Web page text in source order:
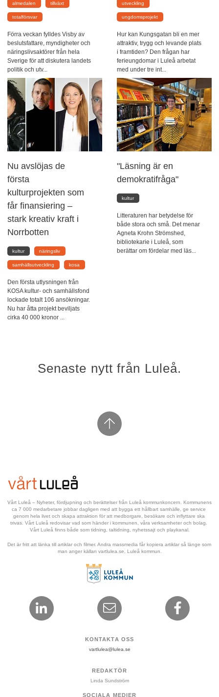
almedalen tillväxt
totalförsvar
Förra veckan fylldes Visby av
beslutsfattare, myndigheter och
näringslivsaktörer från hela
Sverige för att diskutera landets
politik och utv...
utveckling
ungdomsprojekt
Hur kan Kungsgatan bli en mer
attraktiv, trygg och levande plats
i framtiden? Den frågan har
ferieungdomar i Luleå arbetat
med under tre int...
Nu avslöjas de
första
kulturprojekten som
får finansiering –
stark kreativ kraft i
Norrbotten
kultur näringsliv
samhällsutveckling kosa
Den första utlysningen från
KOSA kultur- och samhällsfond
lockade totalt 106 ansökningar.
Nu har åtta projekt beviljats
cirka 40 000 kronor ...
"Läsning är en
demokratifråga"
kultur
Litteraturen har betydelse för
både stora och små. Det menar
Agneta Krohn Strömshed,
bibliotekarie i Luleå, som
berättar om fördelar med läs...
Senaste nytt från Luleå.
Vårt Luleå – Nyheter, fördjupning och berättelser från Luleå kommunkoncern. Kommunens
ca 7 000 medarbetare jobbar dagligen med att bygga ett hållbart samhälle, ge service
genom hela livet och skapa attraktion för att medborgare, besökare och inflyttare ska
trivas. Vårt Luleå redovisar vad som händer i kommunen, våra verksamheter och bolag.
Vårt Luleå finns både som tidning, taltidning, nyhetssajt och playkanal.
Det är fritt att länka till artiklar och filmer. Andra massmedia får kopiera artiklar så länge som
man anger källan vartlulea.se, Luleå kommun.
KONTAKTA OSS
vartlulea@lulea.se
REDAKTÖR
Linda Sundström
SOCIALA MEDIER